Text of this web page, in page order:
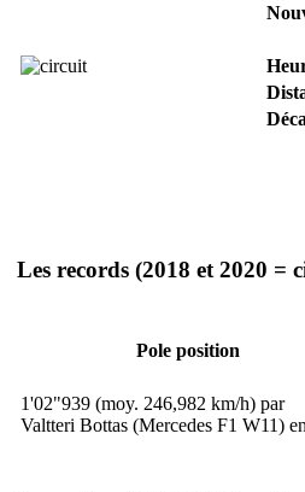
Les records (2018 et 2020 =
Pole position
1'02"939 (moy. 246,982 km/h) par
Valtteri Bottas (Mercedes F1 W11)